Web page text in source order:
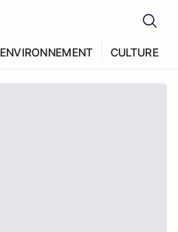
ENVIRONNEMENT CULTURE